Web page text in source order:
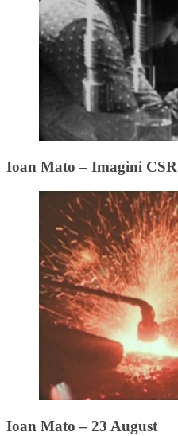
Ioan Mato – Imagini CSR
Ioan Mato – 23 August